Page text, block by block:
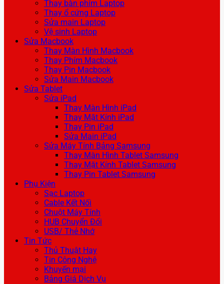
Thay bàn phím Laptop
Thay ổ cứng Laptop
Sửa main Laptop
Vệ sinh Laptop
Sửa Macbook
Thay Màn Hình Macbook
Thay Phím Macbook
Thay Pin Macbook
Sửa Main Macbook
Sửa Tablet
Sửa iPad
Thay Màn Hình iPad
Thay Mặt Kính iPad
Thay Pin iPad
Sửa Main iPad
Sửa Máy Tính Bảng Samsung
Thay Màn Hình Tablet Samsung
Thay Mặt Kính Tablet Samsung
Thay Pin Tablet Samsung
Phụ Kiện
Sạc Laptop
Cable Kết Nối
Chuột Máy Tính
HUB Chuyển Đổi
USB/ Thẻ Nhớ
Tin Tức
Thủ Thuật Hay
Tin Công Nghệ
Khuyến mại
Bảng Giá Dịch Vụ